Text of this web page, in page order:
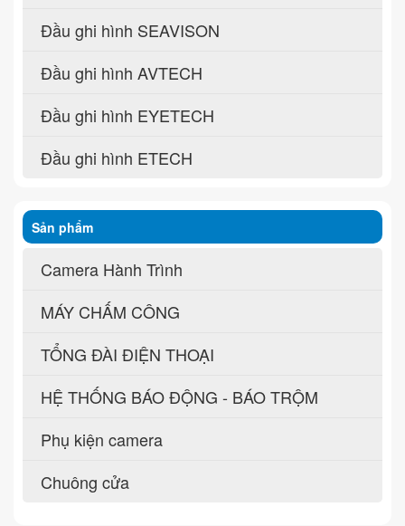
Đầu ghi hình SEAVISON
Đầu ghi hình AVTECH
Đầu ghi hình EYETECH
Đầu ghi hình ETECH
Sản phẩm
Camera Hành Trình
MÁY CHẤM CÔNG
TỔNG ĐÀI ĐIỆN THOẠI
HỆ THỐNG BÁO ĐỘNG - BÁO TRỘM
Phụ kiện camera
Chuông cửa